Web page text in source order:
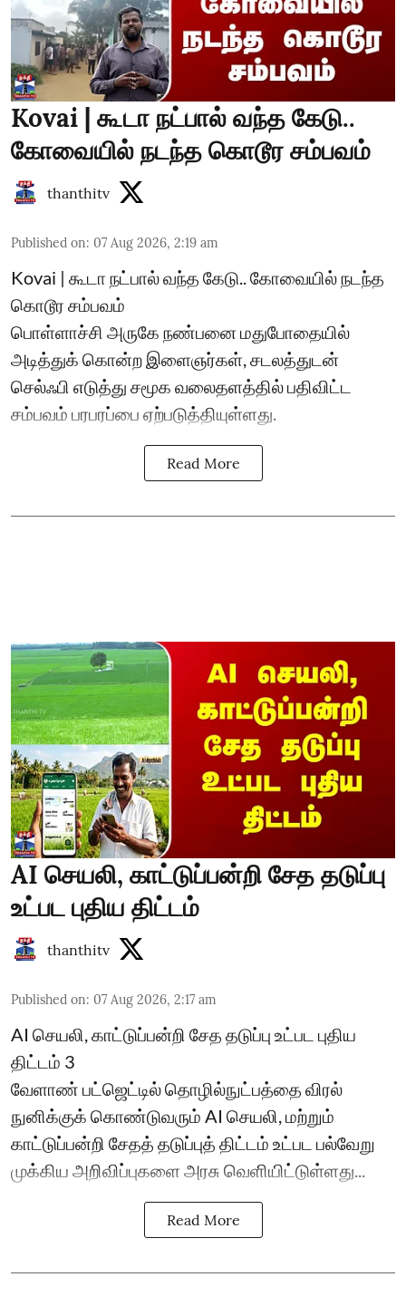
Kovai | கூடா நட்பால் வந்த கேடு..
கோவையில் நடந்த கொடூர சம்பவம்
thanthitv
Published on: 07 Aug 2026, 2:19 am
Kovai | கூடா நட்பால் வந்த கேடு.. கோவையில் நடந்த
கொடூர சம்பவம்
பொள்ளாச்சி அருகே நண்பனை மதுபோதையில்
அடித்துக் கொன்ற இளைஞர்கள், சடலத்துடன்
செல்ஃபி எடுத்து சமூக வலைதளத்தில் பதிவிட்ட
சம்பவம் பரபரப்பை ஏற்படுத்தியுள்ளது.
Read More
AI செயலி, காட்டுப்பன்றி சேத தடுப்பு
உட்பட புதிய திட்டம்
thanthitv
Published on: 07 Aug 2026, 2:17 am
AI செயலி, காட்டுப்பன்றி சேத தடுப்பு உட்பட புதிய
திட்டம் 3
வேளாண் பட்ஜெட்டில் தொழில்நுட்பத்தை விரல்
நுனிக்குக் கொண்டுவரும் AI செயலி, மற்றும்
காட்டுப்பன்றி சேதத் தடுப்புத் திட்டம் உட்பட பல்வேறு
முக்கிய அறிவிப்புகளை அரசு வெளியிட்டுள்ளது...
Read More